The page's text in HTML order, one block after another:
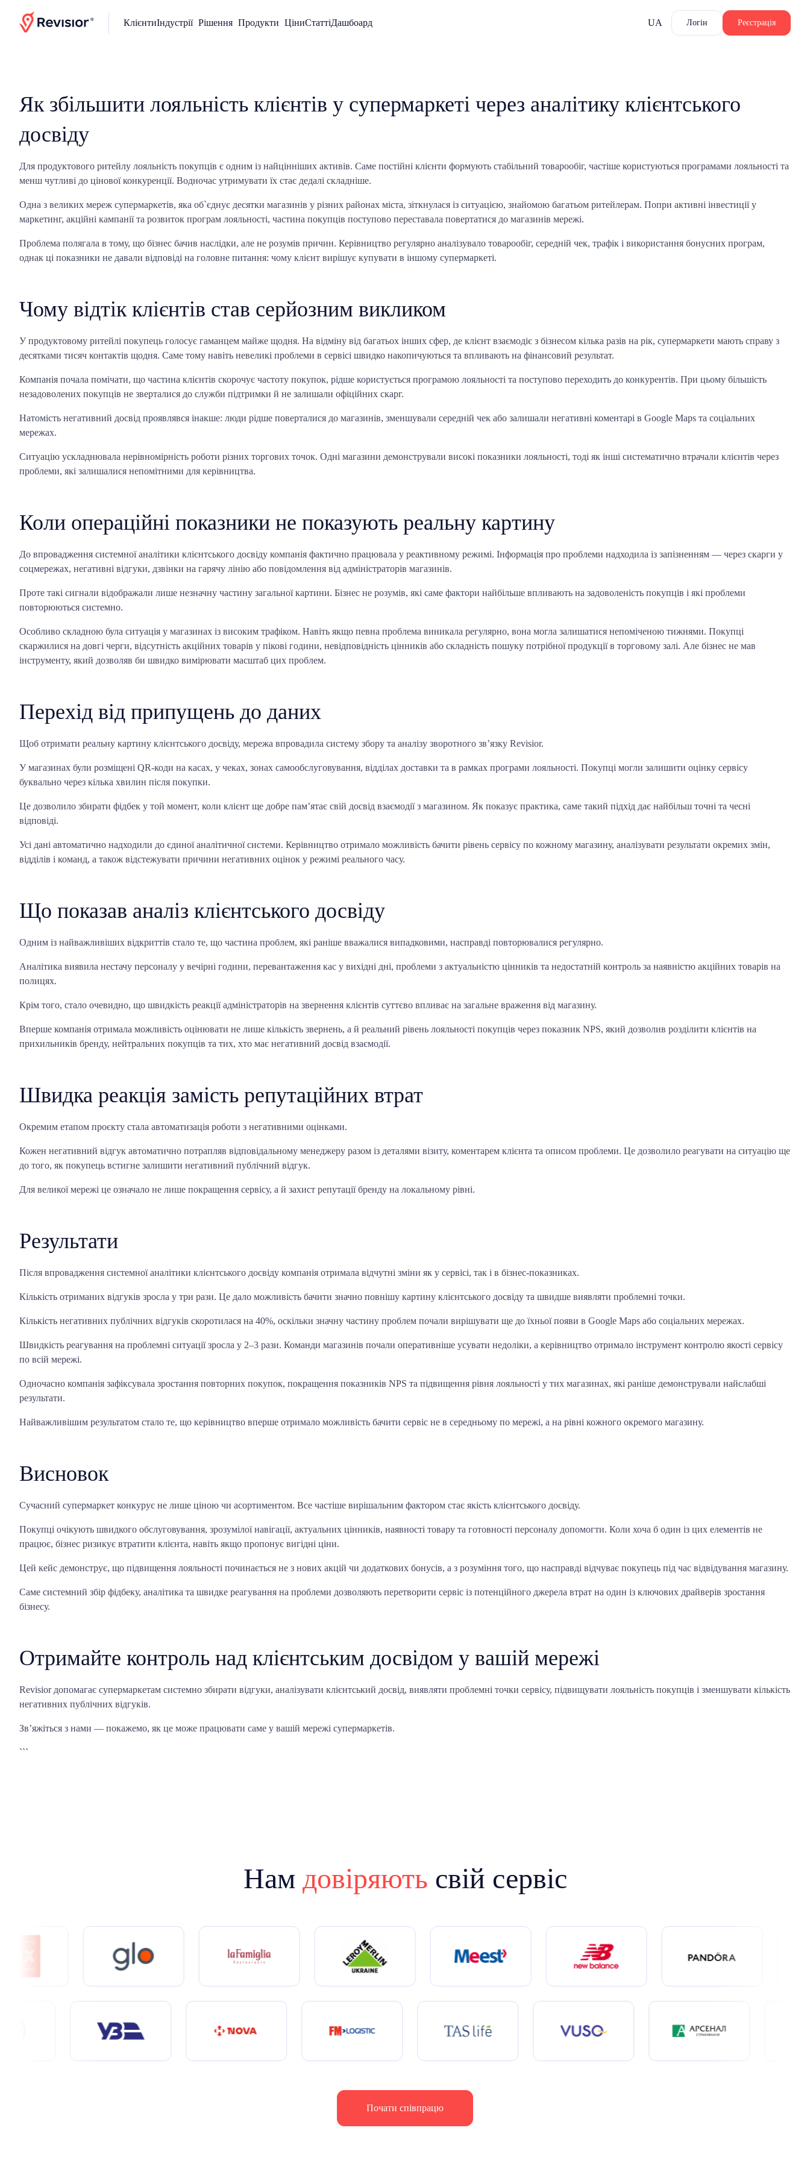
КлієнтиІндустрії Рішення Продукти ЦіниСтаттіДашбоард UA Логін Реєстрація
Як збільшити лояльність клієнтів у супермаркеті через аналітику клієнтського
досвіду
Для продуктового ритейлу лояльність покупців є одним із найцінніших активів. Саме постійні клієнти формують стабільний товарообіг, частіше користуються програмами лояльності та
менш чутливі до цінової конкуренції. Водночас утримувати їх стає дедалі складніше.
Одна з великих мереж супермаркетів, яка об`єднує десятки магазинів у різних районах міста, зіткнулася із ситуацією, знайомою багатьом ритейлерам. Попри активні інвестиції у
маркетинг, акційні кампанії та розвиток програм лояльності, частина покупців поступово переставала повертатися до магазинів мережі.
Проблема полягала в тому, що бізнес бачив наслідки, але не розумів причин. Керівництво регулярно аналізувало товарообіг, середній чек, трафік і використання бонусних програм,
однак ці показники не давали відповіді на головне питання: чому клієнт вирішує купувати в іншому супермаркеті.
Чому відтік клієнтів став серйозним викликом
У продуктовому ритейлі покупець голосує гаманцем майже щодня. На відміну від багатьох інших сфер, де клієнт взаємодіє з бізнесом кілька разів на рік, супермаркети мають справу з
десятками тисяч контактів щодня. Саме тому навіть невеликі проблеми в сервісі швидко накопичуються та впливають на фінансовий результат.
Компанія почала помічати, що частина клієнтів скорочує частоту покупок, рідше користується програмою лояльності та поступово переходить до конкурентів. При цьому більшість
незадоволених покупців не зверталися до служби підтримки й не залишали офіційних скарг.
Натомість негативний досвід проявлявся інакше: люди рідше поверталися до магазинів, зменшували середній чек або залишали негативні коментарі в Google Maps та соціальних
мережах.
Ситуацію ускладнювала нерівномірність роботи різних торгових точок. Одні магазини демонстрували високі показники лояльності, тоді як інші систематично втрачали клієнтів через
проблеми, які залишалися непомітними для керівництва.
Коли операційні показники не показують реальну картину
До впровадження системної аналітики клієнтського досвіду компанія фактично працювала у реактивному режимі. Інформація про проблеми надходила із запізненням — через скарги у
соцмережах, негативні відгуки, дзвінки на гарячу лінію або повідомлення від адміністраторів магазинів.
Проте такі сигнали відображали лише незначну частину загальної картини. Бізнес не розумів, які саме фактори найбільше впливають на задоволеність покупців і які проблеми
повторюються системно.
Особливо складною була ситуація у магазинах із високим трафіком. Навіть якщо певна проблема виникала регулярно, вона могла залишатися непоміченою тижнями. Покупці
скаржилися на довгі черги, відсутність акційних товарів у пікові години, невідповідність цінників або складність пошуку потрібної продукції в торговому залі. Але бізнес не мав
інструменту, який дозволяв би швидко вимірювати масштаб цих проблем.
Перехід від припущень до даних
Щоб отримати реальну картину клієнтського досвіду, мережа впровадила систему збору та аналізу зворотного зв’язку Revisior.
У магазинах були розміщені QR-коди на касах, у чеках, зонах самообслуговування, відділах доставки та в рамках програми лояльності. Покупці могли залишити оцінку сервісу
буквально через кілька хвилин після покупки.
Це дозволило збирати фідбек у той момент, коли клієнт ще добре пам’ятає свій досвід взаємодії з магазином. Як показує практика, саме такий підхід дає найбільш точні та чесні
відповіді.
Усі дані автоматично надходили до єдиної аналітичної системи. Керівництво отримало можливість бачити рівень сервісу по кожному магазину, аналізувати результати окремих змін,
відділів і команд, а також відстежувати причини негативних оцінок у режимі реального часу.
Що показав аналіз клієнтського досвіду
Одним із найважливіших відкриттів стало те, що частина проблем, які раніше вважалися випадковими, насправді повторювалися регулярно.
Аналітика виявила нестачу персоналу у вечірні години, перевантаження кас у вихідні дні, проблеми з актуальністю цінників та недостатній контроль за наявністю акційних товарів на
полицях.
Крім того, стало очевидно, що швидкість реакції адміністраторів на звернення клієнтів суттєво впливає на загальне враження від магазину.
Вперше компанія отримала можливість оцінювати не лише кількість звернень, а й реальний рівень лояльності покупців через показник NPS, який дозволив розділити клієнтів на
прихильників бренду, нейтральних покупців та тих, хто має негативний досвід взаємодії.
Швидка реакція замість репутаційних втрат
Окремим етапом проєкту стала автоматизація роботи з негативними оцінками.
Кожен негативний відгук автоматично потрапляв відповідальному менеджеру разом із деталями візиту, коментарем клієнта та описом проблеми. Це дозволило реагувати на ситуацію ще
до того, як покупець встигне залишити негативний публічний відгук.
Для великої мережі це означало не лише покращення сервісу, а й захист репутації бренду на локальному рівні.
Результати
Після впровадження системної аналітики клієнтського досвіду компанія отримала відчутні зміни як у сервісі, так і в бізнес-показниках.
Кількість отриманих відгуків зросла у три рази. Це дало можливість бачити значно повнішу картину клієнтського досвіду та швидше виявляти проблемні точки.
Кількість негативних публічних відгуків скоротилася на 40%, оскільки значну частину проблем почали вирішувати ще до їхньої появи в Google Maps або соціальних мережах.
Швидкість реагування на проблемні ситуації зросла у 2–3 рази. Команди магазинів почали оперативніше усувати недоліки, а керівництво отримало інструмент контролю якості сервісу
по всій мережі.
Одночасно компанія зафіксувала зростання повторних покупок, покращення показників NPS та підвищення рівня лояльності у тих магазинах, які раніше демонстрували найслабші
результати.
Найважливішим результатом стало те, що керівництво вперше отримало можливість бачити сервіс не в середньому по мережі, а на рівні кожного окремого магазину.
Висновок
Сучасний супермаркет конкурує не лише ціною чи асортиментом. Все частіше вирішальним фактором стає якість клієнтського досвіду.
Покупці очікують швидкого обслуговування, зрозумілої навігації, актуальних цінників, наявності товару та готовності персоналу допомогти. Коли хоча б один із цих елементів не
працює, бізнес ризикує втратити клієнта, навіть якщо пропонує вигідні ціни.
Цей кейс демонструє, що підвищення лояльності починається не з нових акцій чи додаткових бонусів, а з розуміння того, що насправді відчуває покупець під час відвідування магазину.
Саме системний збір фідбеку, аналітика та швидке реагування на проблеми дозволяють перетворити сервіс із потенційного джерела втрат на один із ключових драйверів зростання
бізнесу.
Отримайте контроль над клієнтським досвідом у вашій мережі
Revisior допомагає супермаркетам системно збирати відгуки, аналізувати клієнтський досвід, виявляти проблемні точки сервісу, підвищувати лояльність покупців і зменшувати кількість
негативних публічних відгуків.
Зв’яжіться з нами — покажемо, як це може працювати саме у вашій мережі супермаркетів.
```
Нам довіряють свій сервіс
Почати співпрацю